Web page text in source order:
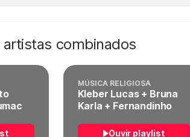
combinados
MÚSICA RELIGIOSA
Kleber Lucas + Bruna
Karla + Fernandinho
Ouvir playlist